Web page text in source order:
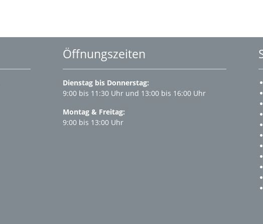
Öffnungszeiten
Dienstag bis Donnerstag:
9:00 bis 11:30 Uhr und 13:00 bis 16:00 Uhr
Montag & Freitag:
9:00 bis 13:00 Uhr